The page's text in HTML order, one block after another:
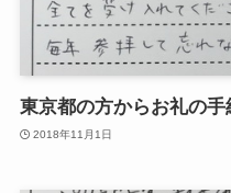
東京都の方からお礼の手
2018年11月1日